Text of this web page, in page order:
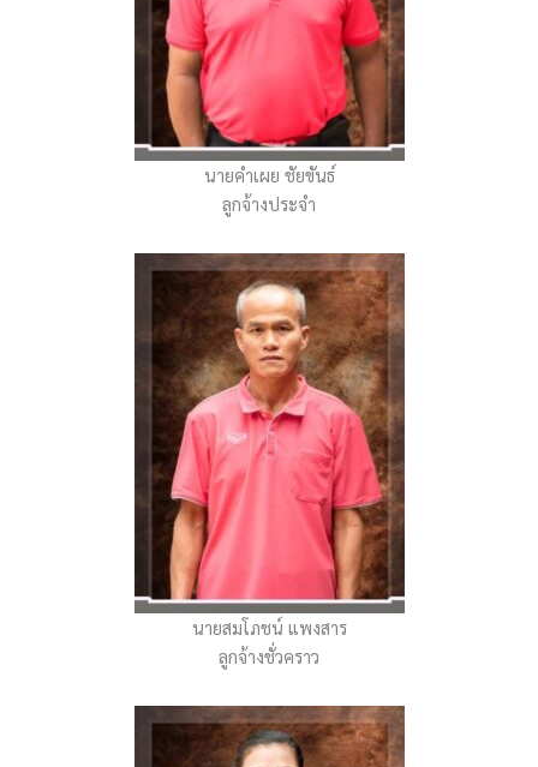
นายคำเผย ชัยขันธ์
ลูกจ้างประจำ
นายสมโภชน์ แพงสาร
ลูกจ้างชั่วคราว